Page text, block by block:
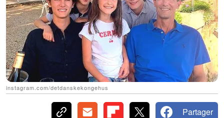
instagram.com/detdanskekongehus
Partager